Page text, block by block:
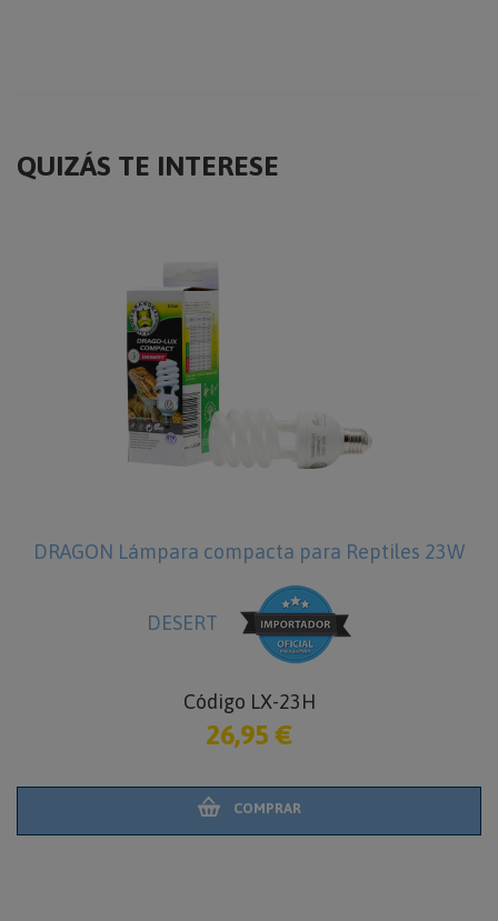
QUIZÁS TE INTERESE
DRAGON Lámpara compacta para Reptiles 23W
DESERT
Código LX-23H
26,95 €
COMPRAR